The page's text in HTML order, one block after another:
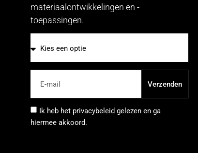
materiaalontwikkelingen en -
toepassingen.
Ik heb het privacybeleid gelezen en ga
hiermee akkoord.
Verzenden